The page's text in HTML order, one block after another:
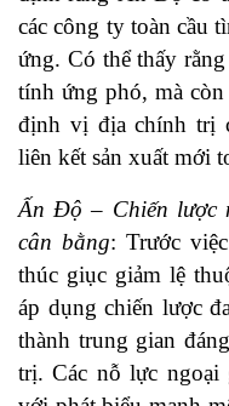
các công ty toàn cầu
ứng. Có thể thấy
tính ứng phó, mà
định vị địa chính trị
liên kết sản xuất mới
Ấn Độ – Chiến lược
cân bằng: Trước
thúc giục giảm lệ
áp dụng chiến lược
thành trung gian
trị. Các nỗ lực ngoại